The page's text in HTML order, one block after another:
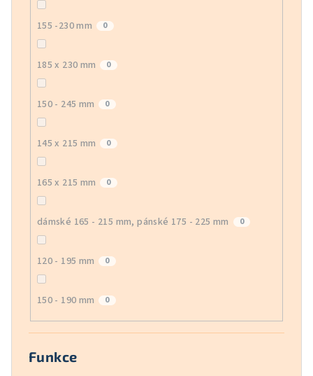
155 -230 mm 0
185 x 230 mm 0
150 - 245 mm 0
145 x 215 mm 0
165 x 215 mm 0
dámské 165 - 215 mm, pánské 175 - 225 mm 0
120 - 195 mm 0
150 - 190 mm 0
Funkce